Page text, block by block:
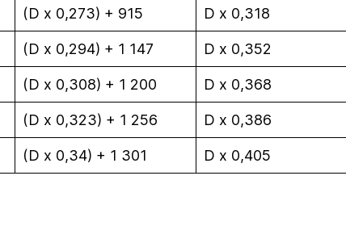
(D x 0,273) + 915 D x 0,318
(D x 0,294) + 1 147 D x 0,352
(D x 0,308) + 1 200 D x 0,368
(D x 0,323) + 1 256 D x 0,386
(D x 0,34) + 1 301 D x 0,405